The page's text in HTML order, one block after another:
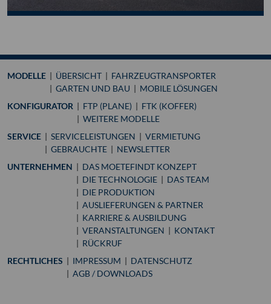
MODELLE ÜBERSICHT
FAHRZEUGTRANSPORTER
GARTEN UND BAU
MOBILE LÖSUNGEN
KONFIGURATOR
FTP (PLANE)
FTK (KOFFER)
WEITERE MODELLE
SERVICE
SERVICELEISTUNGEN
VERMIETUNG
GEBRAUCHTE
NEWSLETTER
UNTERNEHMEN
DAS MOETEFINDT KONZEPT
DIE TECHNOLOGIE
DAS TEAM
DIE PRODUKTION
AUSLIEFERUNGEN & PARTNER
KARRIERE & AUSBILDUNG
VERANSTALTUNGEN
KONTAKT
RÜCKRUF
RECHTLICHES
IMPRESSUM
DATENSCHUTZ
AGB / DOWNLOADS